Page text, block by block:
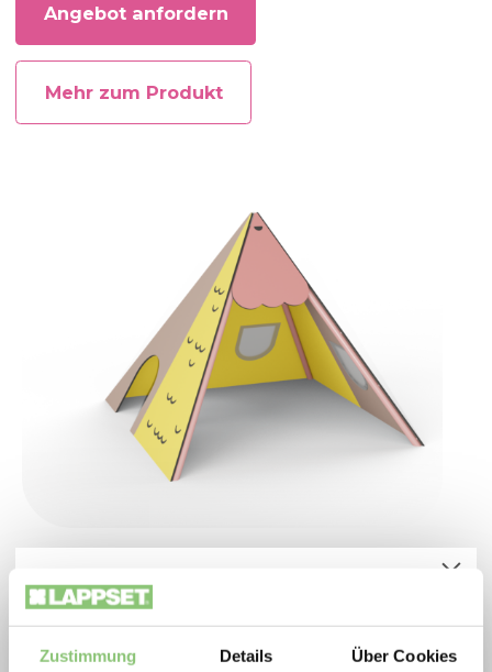
Zustimmung Details Über Cookies
Angebot anfordern
Mehr zum Produkt
Spielplatzoffensive 2026
Zukunftsfähige Spielräume zu besonders
attraktiven Konditionen: Die Lappset